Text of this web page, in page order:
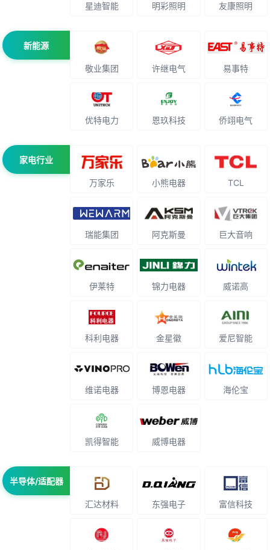
星迪智能 明彩照明 友康照明
新能源
敬业集团 许继电气 易事特
优特电力 恩玖科技 侨翊电气
家电行业
万家乐 小熊电器 TCL
瑞能集团 阿克斯曼 巨大音响
伊莱特 锦力电器 威诺高
科利电器 金星徽 爱尼智能
维诺电器 博恩电器 海伦宝
凯得智能 威博电器
半导体/适配器
汇达材料 东强电子 富信科技